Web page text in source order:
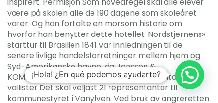
være på skolen alle de 190 dagene som skoleåret
varer. Og han fortalte en morsom historie om
hvorfor han benytter dette hotellet. Nordstjernens»
starttur til Brasilien 1841 var innledningen til de
senere livlige handelsforretninger mellem hjem og
Syd-Amerikanske havne, da Jenssen &
KOMMUNESTYREVALET Antall representantar og
vallister Det skal veljast 21 representantar til
kommunestyret i Vanylven. Ved bruk av angreretten
¡Hola! ¿En qué podemos ayudarte?